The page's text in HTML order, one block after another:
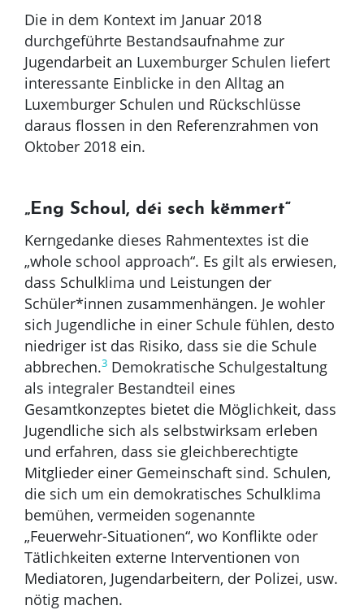
Die in dem Kontext im Januar 2018
durchgeführte Bestandsaufnahme zur
Jugendarbeit an Luxemburger Schulen liefert
interessante Einblicke in den Alltag an
Luxemburger Schulen und Rückschlüsse
daraus flossen in den Referenzrahmen von
Oktober 2018 ein.
„Eng Schoul, déi sech këmmert“
Kerngedanke dieses Rahmentextes ist die
„whole school approach“. Es gilt als erwiesen,
dass Schulklima und Leistungen der
Schüler*innen zusammenhängen. Je wohler
sich Jugendliche in einer Schule fühlen, desto
niedriger ist das Risiko, dass sie die Schule
abbrechen.3 Demokratische Schulgestaltung
als integraler Bestandteil eines
Gesamtkonzeptes bietet die Möglichkeit, dass
Jugendliche sich als selbstwirksam erleben
und erfahren, dass sie gleichberechtigte
Mitglieder einer Gemeinschaft sind. Schulen,
die sich um ein demokratisches Schulklima
bemühen, vermeiden sogenannte
„Feuerwehr-Situationen“, wo Konflikte oder
Tätlichkeiten externe Interventionen von
Mediatoren, Jugendarbeitern, der Polizei, usw.
nötig machen.